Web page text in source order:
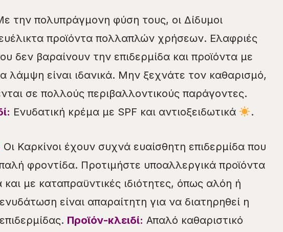
την πολυπράγμονη φύση τους, οι Δίδυμοι
προϊόντα πολλαπλών χρήσεων. Ελαφριές
δεν βαραίνουν την επιδερμίδα και προϊόντα με
λάμψη είναι ιδανικά. Μην ξεχνάτε τον καθαρισμό,
σε πολλούς περιβαλλοντικούς παράγοντες.
Ενυδατική κρέμα με SPF και αντιοξειδωτικά .
Οι Καρκίνοι έχουν συχνά ευαίσθητη επιδερμίδα που
φροντίδα. Προτιμήστε υποαλλεργικά προϊόντα
με καταπραϋντικές ιδιότητες, όπως αλόη ή
είναι απαραίτητη για να διατηρηθεί η
Προϊόν-κλειδί: Απαλό καθαριστικό